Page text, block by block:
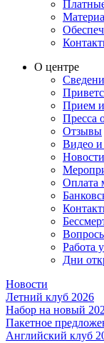
О центре
Прием
Пресса
Отзывы
Видео
Новости
Оплата
Работа
Дни
Новости
Летний клуб 2026
Набор на новый
Пакетное
Английский клуб